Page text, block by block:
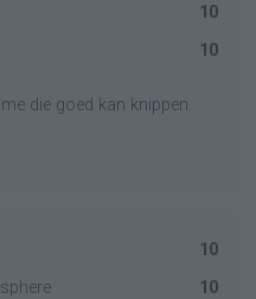
10
10
die goed kan knippen.
10
10